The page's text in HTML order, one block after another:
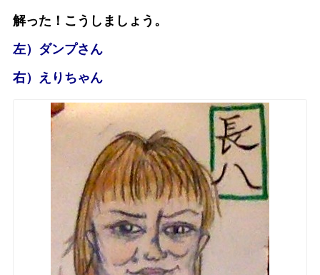
解った！こうしましょう。
左）ダンプさん
右）えりちゃん